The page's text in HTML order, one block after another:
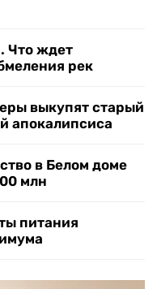
Что ждет
рек
выкупят старый
апокалипсиса
в Белом доме
млн
питания